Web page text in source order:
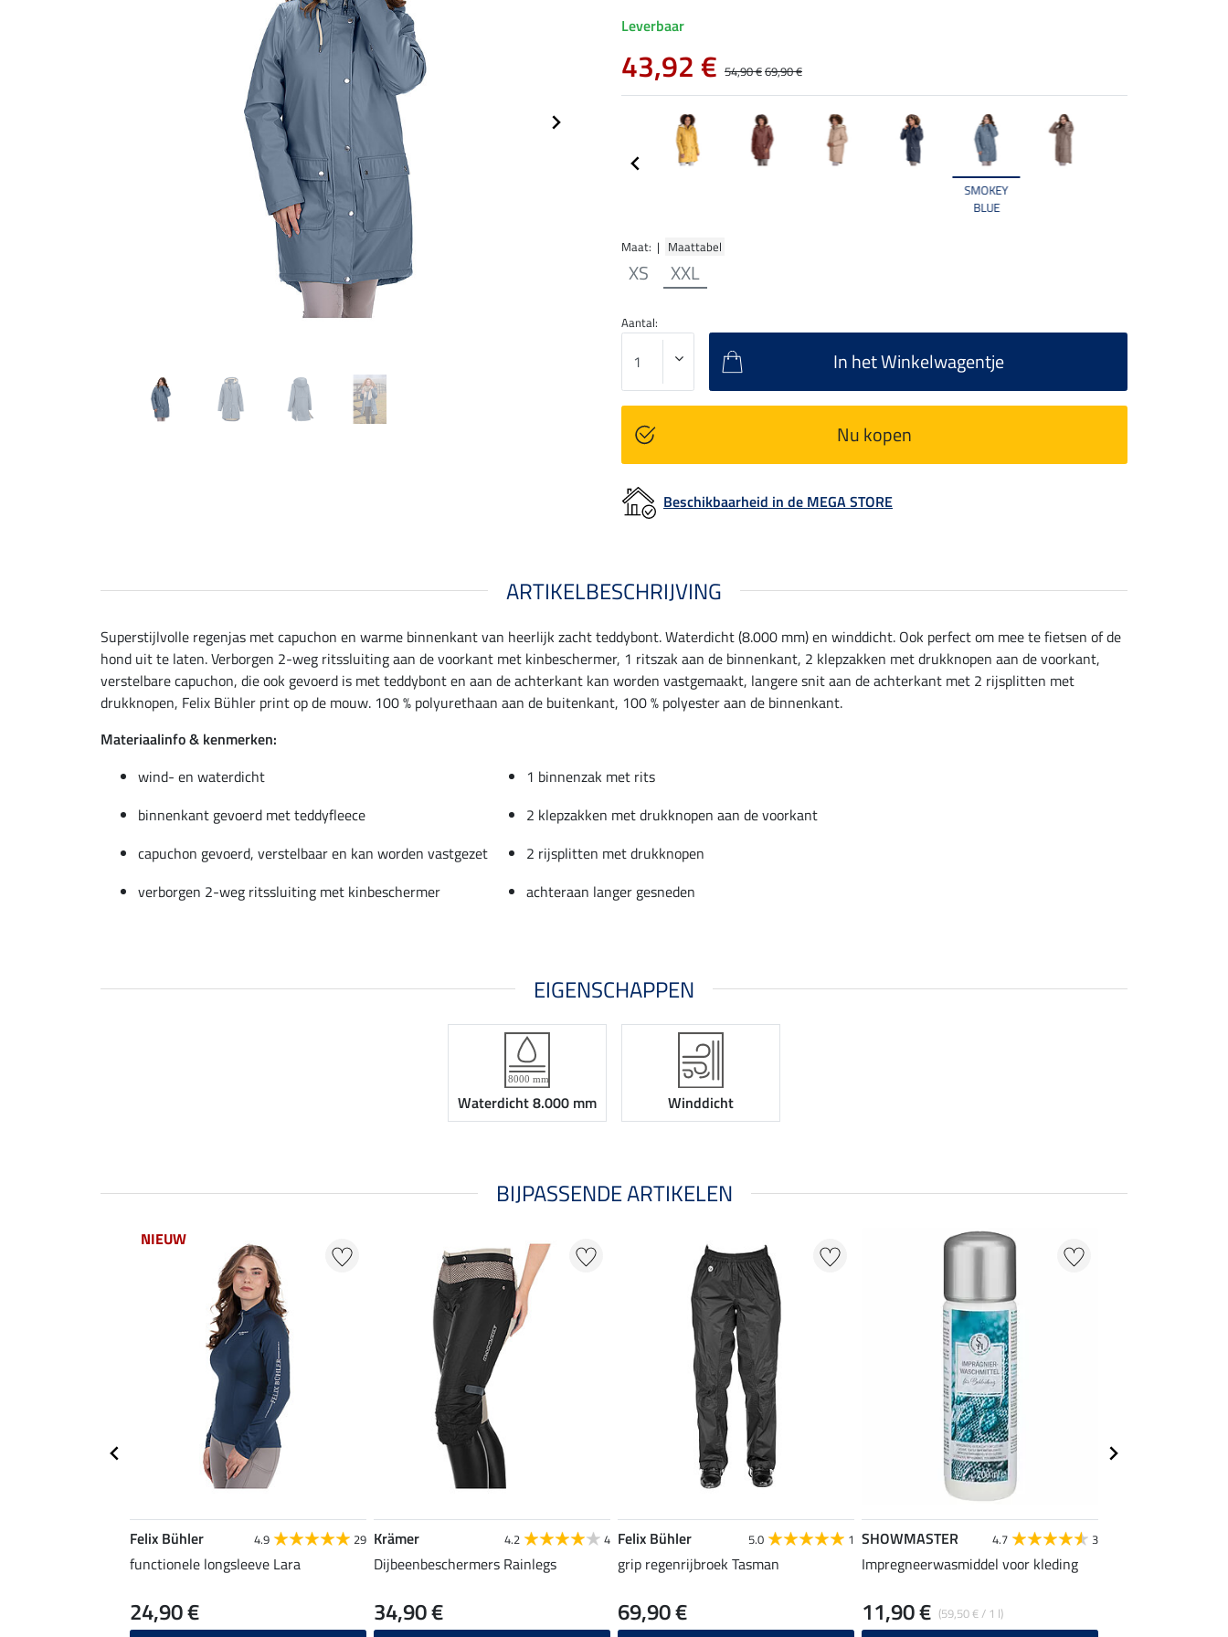
SMOKEY
BLUE
Maat: | Maattabel
XS XXL
Leverbaar
43,92 € 54,90 €69,90 €
Aantal:
In het Winkelwagentje
Nu kopen
Beschikbaarheid in de MEGA STORE
ARTIKELBESCHRIJVING
Superstijlvolle regenjas met capuchon en warme binnenkant van heerlijk zacht teddybont. Waterdicht (8.000 mm) en winddicht. Ook perfect om mee te fietsen of de
hond uit te laten. Verborgen 2-weg ritssluiting aan de voorkant met kinbeschermer, 1 ritszak aan de binnenkant, 2 klepzakken met drukknopen aan de voorkant,
verstelbare capuchon, die ook gevoerd is met teddybont en aan de achterkant kan worden vastgemaakt, langere snit aan de achterkant met 2 rijsplitten met
drukknopen, Felix Bühler print op de mouw. 100 % polyurethaan aan de buitenkant, 100 % polyester aan de binnenkant.
Materiaalinfo & kenmerken:
wind- en waterdicht
1 binnenzak met rits
binnenkant gevoerd met teddyfleece
2 klepzakken met drukknopen aan de voorkant
capuchon gevoerd, verstelbaar en kan worden vastgezet
2 rijsplitten met drukknopen
verborgen 2-weg ritssluiting met kinbeschermer
achteraan langer gesneden
EIGENSCHAPPEN
Waterdicht 8.000 mm Winddicht
BIJPASSENDE ARTIKELEN
NIEUW
Felix Bühler 4.9 29
functionele longsleeve Lara
24,90 €
Krämer 4.2 4
Dijbeenbeschermers Rainlegs
34,90 €
Felix Bühler 5.0 1
grip regenrijbroek Tasman
69,90 €
SHOWMASTER 4.7 3
Impregneerwasmiddel voor kleding
(59,50 € / 1 l)
11,90 €